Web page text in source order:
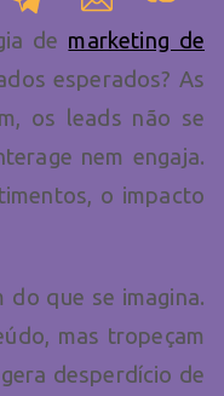
de marketing de
esperados? As
os leads não se
nem engaja.
o impacto
do que se imagina.
mas tropeçam
desperdício de